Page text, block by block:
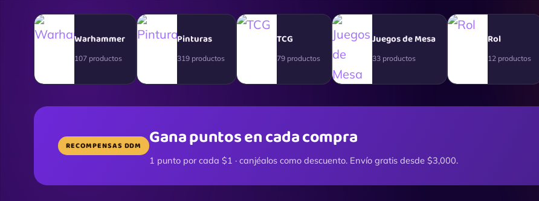
Warhammer
107 productos
Pinturas
319 productos
TCG
79 productos
Juegos de Mesa
33 productos
Rol
12 productos
RECOMPENSAS DDM Gana puntos en cada compra
1 punto por cada $1 · canjéalos como descuento. Envío gratis desde $3,000.